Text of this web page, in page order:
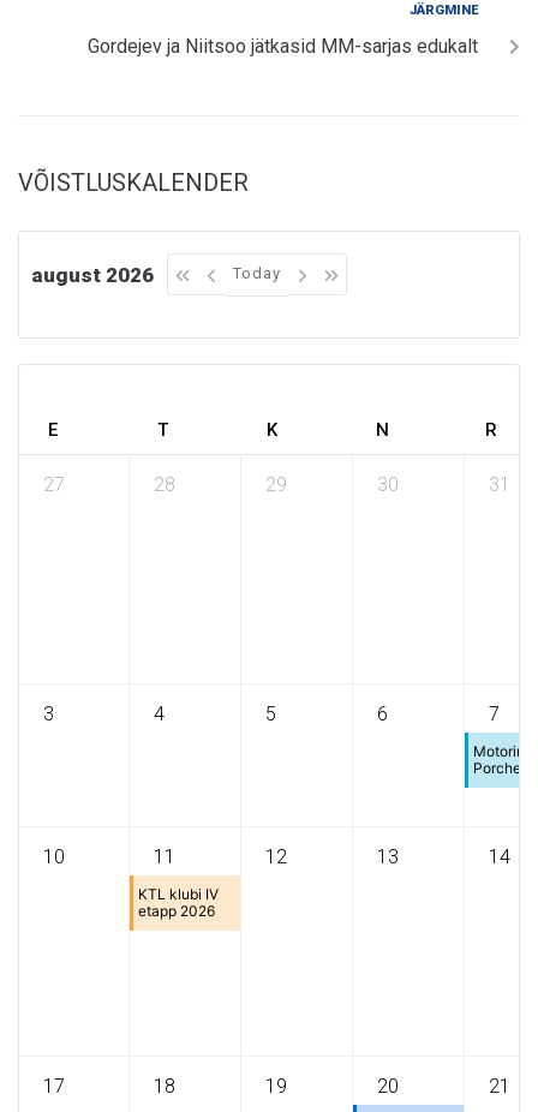
JÄRGMINE
Gordejev ja Niitsoo jätkasid MM-sarjas edukalt
VÕISTLUSKALENDER
august 2026 Today
E T K N R
27 28 29 30 31
3 4 5 6 7
Porche
10 11
KTL klubi IV
etapp 2026
12 13 14
17 18 19 20 21